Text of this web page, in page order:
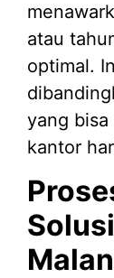
atau
optimal.
yang bisa
kantor